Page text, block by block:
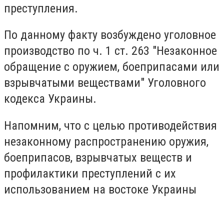
преступления.
По данному факту возбуждено уголовное
производство по ч. 1 ст. 263 "Незаконное
обращение с оружием, боеприпасами или
взрывчатыми веществами" Уголовного
кодекса Украины.
Напомним, что с целью противодействия
незаконному распространению оружия,
боеприпасов, взрывчатых веществ и
профилактики преступлений с их
использованием на востоке Украины